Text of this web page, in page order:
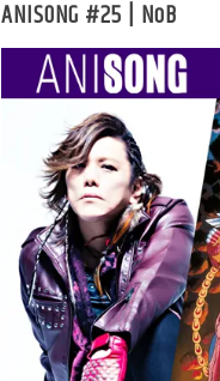
ANISONG #25 | NoB